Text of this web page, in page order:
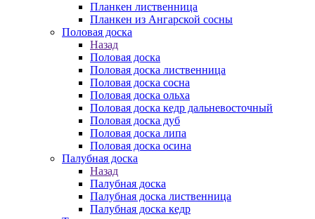
Планкен лиственница
Планкен из Ангарской сосны
Половая доска
Назад
Половая доска
Половая доска лиственница
Половая доска сосна
Половая доска ольха
Половая доска кедр дальневосточный
Половая доска дуб
Половая доска липа
Половая доска осина
Палубная доска
Назад
Палубная доска
Палубная доска лиственница
Палубная доска кедр